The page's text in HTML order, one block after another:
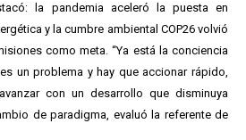
la pandemia aceleró la puesta en
y la cumbre ambiental COP26 volvió
como meta. “Ya está la conciencia
un problema y hay que accionar rápido,
con un desarrollo que disminuya
de paradigma, evaluó la referente de